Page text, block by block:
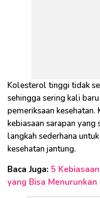
Kolesterol tinggi tidak
sehingga sering kali
pemeriksaan kesehatan.
kebiasaan sarapan
langkah sederhana
kesehatan jantung.
Baca Juga: 5
yang Bisa